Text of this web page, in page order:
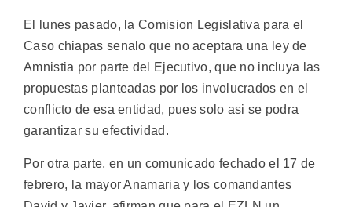
El lunes pasado, la Comision Legislativa para el
Caso chiapas senalo que no aceptara una ley de
Amnistia por parte del Ejecutivo, que no incluya las
propuestas planteadas por los involucrados en el
conflicto de esa entidad, pues solo asi se podra
garantizar su efectividad.
Por otra parte, en un comunicado fechado el 17 de
febrero, la mayor Anamaria y los comandantes